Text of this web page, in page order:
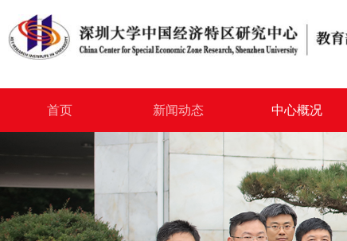
首页 新闻动态 中心概况